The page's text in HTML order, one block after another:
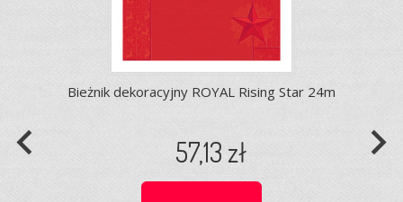
Bieżnik dekoracyjny ROYAL Rising Star 24m
57,13 zł
navigate_before navigate_next